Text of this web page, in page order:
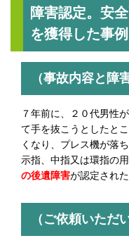
障害認定。安
を獲得した事例
（事故内容と障
７年前に、２０代男性
て手を抜こうとしたと
くなり、プレス機が落
示指、中指又は環指の
の後遺障害が認定され
（ご依頼いただ